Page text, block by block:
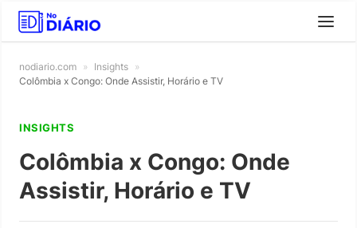
nodiario.com » Insights »
Colômbia x Congo: Onde Assistir, Horário e TV
INSIGHTS
Colômbia x Congo: Onde
Assistir, Horário e TV